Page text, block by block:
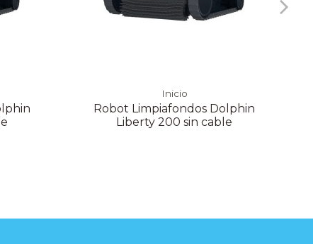
Inicio
Robot Limpiafondos Dolphin
Liberty 200 sin cable